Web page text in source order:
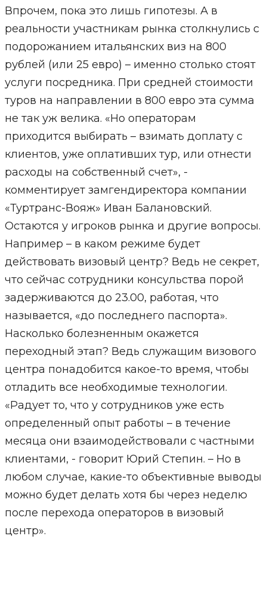
Впрочем, пока это лишь гипотезы. А в
реальности участникам рынка столкнулись с
подорожанием итальянских виз на 800
рублей (или 25 евро) – именно столько стоят
услуги посредника. При средней стоимости
туров на направлении в 800 евро эта сумма
не так уж велика. «Но операторам
приходится выбирать – взимать доплату с
клиентов, уже оплативших тур, или отнести
расходы на собственный счет», -
комментирует замгендиректора компании
«Туртранс-Вояж» Иван Балановский.
Остаются у игроков рынка и другие вопросы.
Например – в каком режиме будет
действовать визовый центр? Ведь не секрет,
что сейчас сотрудники консульства порой
задерживаются до 23.00, работая, что
называется, «до последнего паспорта».
Насколько болезненным окажется
переходный этап? Ведь служащим визового
центра понадобится какое-то время, чтобы
отладить все необходимые технологии.
«Радует то, что у сотрудников уже есть
определенный опыт работы – в течение
месяца они взаимодействовали с частными
клиентами, - говорит Юрий Степин. – Но в
любом случае, какие-то объективные выводы
можно будет делать хотя бы через неделю
после перехода операторов в визовый
центр».